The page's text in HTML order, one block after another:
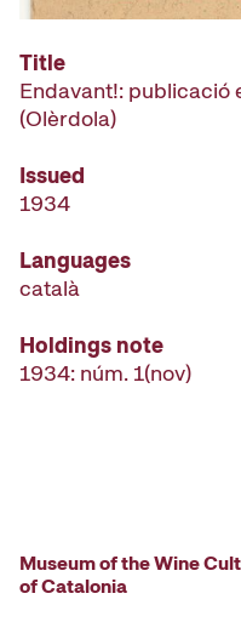
Title
Endavant!: publicació
(Olèrdola)
Issued
1934
Languages
català
Holdings note
1934: núm. 1(nov)
Museum of the Wine
of Catalonia